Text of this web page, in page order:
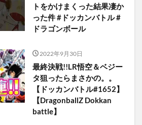
トをかけまくった結果凄か
った件 #ドッカンバトル #
ドラゴンボール
2022年9月30日
最終決戦!!LR悟空＆ベジー
タ狙ったらまさかの。。
【ドッカンバトル#1652】
【DragonballZ Dokkan
battle】